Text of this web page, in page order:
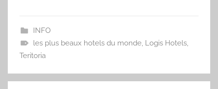
INFO
les plus beaux hotels du monde, Logis Hotels,
Teritoria